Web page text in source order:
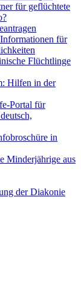
für geflüchtete
für
Flüchtlinge
Hilfen in der
Portal für
in
Minderjährige aus
der Diakonie